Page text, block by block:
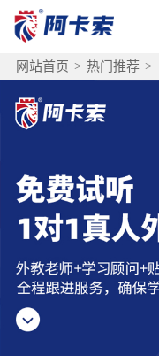
网站首页 > 热门推荐 >